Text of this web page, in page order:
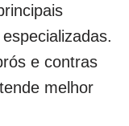
e contras
melhor